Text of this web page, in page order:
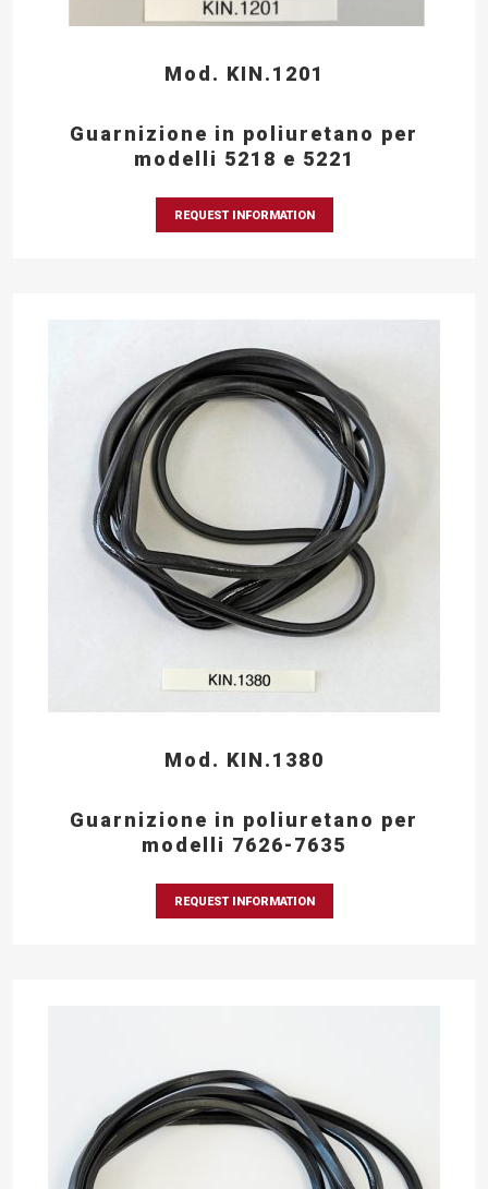
Mod. KIN.1201
Guarnizione in poliuretano per
modelli 5218 e 5221
REQUEST INFORMATION
Mod. KIN.1380
Guarnizione in poliuretano per
modelli 7626-7635
REQUEST INFORMATION